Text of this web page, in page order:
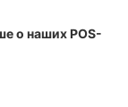
(CRM)
о наших POS-